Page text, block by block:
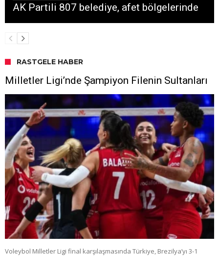
AK Partili 807 belediye, afet bölgelerinde
RASTGELE HABER
Milletler Ligi’nde Şampiyon Filenin Sultanları
Voleybol Milletler Ligi final karşılaşmasında Türkiye, Brezilya’yı 3-1